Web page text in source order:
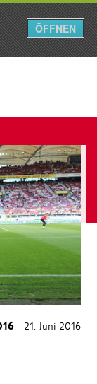
Menü
21. Juni 2016
ÖFFNEN